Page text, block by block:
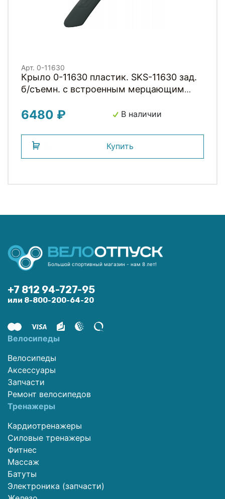
Арт. 0-11630
Крыло 0-11630 пластик. SKS-11630 зад.
б/съемн. с встроенным мерцающим
черное (Германия)
6480 ₽ В наличии
Купить
Большой спортивный магазин - нам 8 лет!
+7 812 94-727-95
или 8-800-200-64-20
Велосипеды
Велосипеды
Аксессуары
Запчасти
Ремонт велосипедов
Тренажеры
Кардиотренажеры
Силовые тренажеры
Фитнес
Массаж
Батуты
Электроника (запчасти)